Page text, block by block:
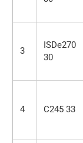
3
ISDe270
30
4 C245 33